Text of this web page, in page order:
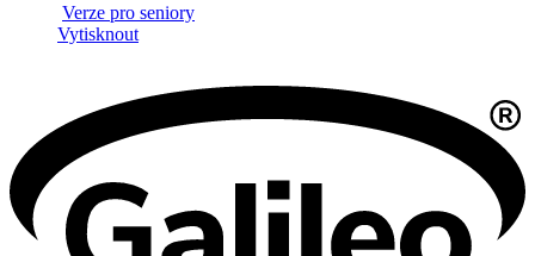
Verze pro seniory
Vytisknout